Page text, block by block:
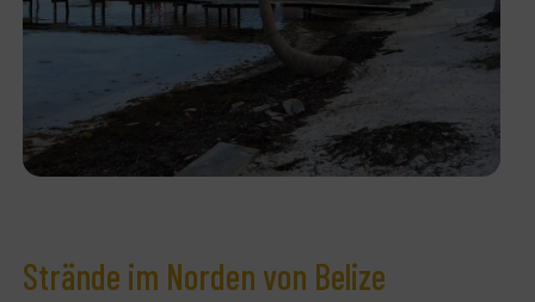
Strände im Norden von Belize